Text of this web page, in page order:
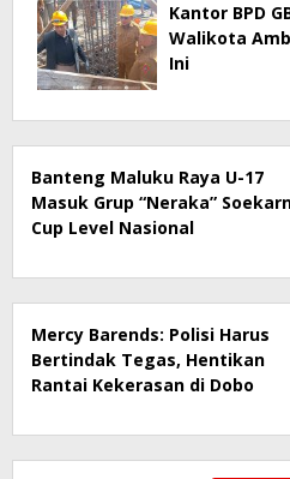
Kantor BPD
Walikota
Ini
Banteng Maluku Raya U-17
Masuk Grup “Neraka”
Cup Level Nasional
Mercy Barends: Polisi Harus
Bertindak Tegas, Hentikan
Rantai Kekerasan di Dobo